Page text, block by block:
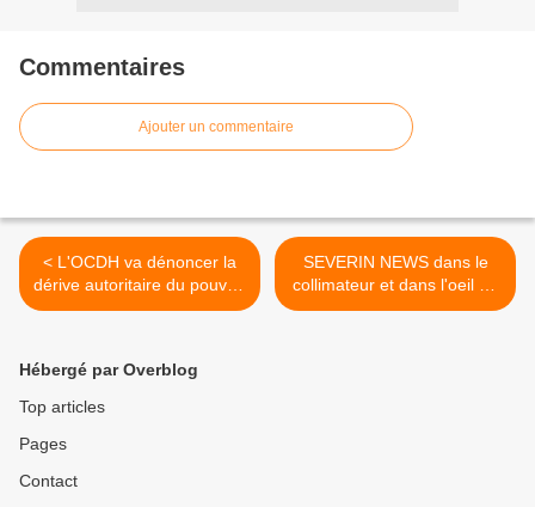
Commentaires
Ajouter un commentaire
< L'OCDH va dénoncer la
dérive autoritaire du pouvoir
de Brazzaville
SEVERIN NEWS dans le
collimateur et dans l'oeil du
cyclone !!! >
Hébergé par Overblog
Top articles
Pages
Contact